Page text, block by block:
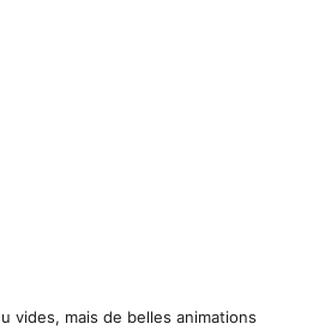
vides, mais de belles animations